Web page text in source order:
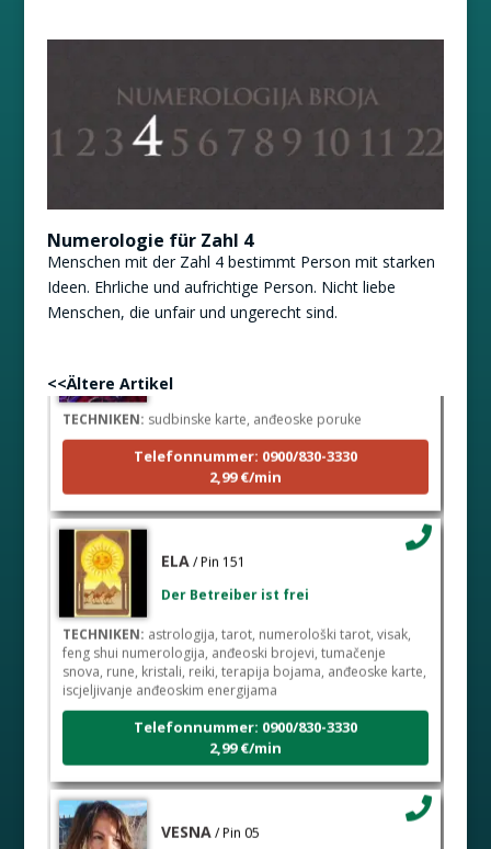
Numerologie für Zahl 4
Menschen mit der Zahl 4 bestimmt Person mit starken
Ideen. Ehrliche und aufrichtige Person. Nicht liebe
Menschen, die unfair und ungerecht sind.
<<Ältere ArtikelDer Betrieber ist zurzeit besetzt
TECHNIKEN: sudbinske karte, anđeoske poruke
Telefonnummer: 0900/830-3330
2,99 €/min
ELA / Pin 151
Der Betreiber ist frei
TECHNIKEN: astrologija, tarot, numerološki tarot, visak,
feng shui numerologija, anđeoski brojevi, tumačenje
snova, rune, kristali, reiki, terapija bojama, anđeoske karte,
iscjeljivanje anđeoskim energijama
Telefonnummer: 0900/830-3330
2,99 €/min
VESNA / Pin 05